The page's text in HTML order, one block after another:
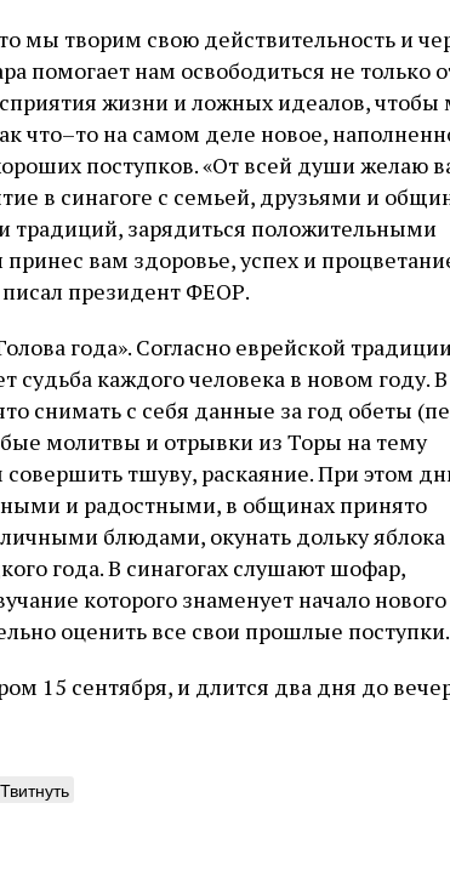
мы творим свою действительность и
помогает нам освободиться не только
жизни и ложных идеалов,
что–то на самом деле новое,
поступков. «От всей души желаю
в синагоге с семьей, друзьями и
традиций, зарядиться положительными
вам здоровье, успех и
президент ФЕОР.
года». Согласно еврейской
каждого человека в новом году. В
снимать с себя данные за год обеты
молитвы и отрывки из Торы на тему
тшуву, раскаяние. При этом
и радостными, в общинах принято
блюдами, окунать дольку яблока
года. В синагогах слушают шофар,
которого знаменует начало нового
оценить все свои прошлые поступки.
15 сентября, и длится два дня до
Твитнуть